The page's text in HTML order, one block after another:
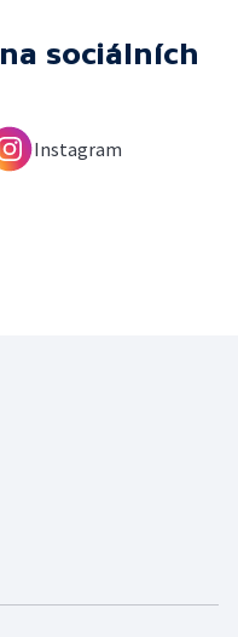
na sociálních
Instagram